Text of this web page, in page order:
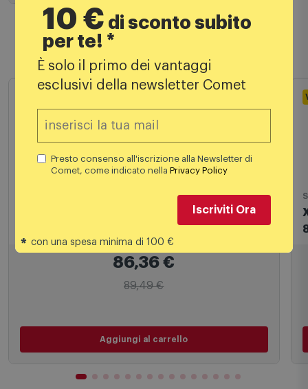
Prodotti simili
Meliconi Kit Sovrapposizione per Lavatrice
L60
86,36 €
89,49 €
Aggiungi al carrello
10 € di sconto subito
per te! *
È solo il primo dei vantaggi
esclusivi della newsletter Comet
Presto consenso all'iscrizione alla Newsletter di
Comet, come indicato nellaPrivacy Policy
Iscriviti Ora
* con una spesa minima di 100 €